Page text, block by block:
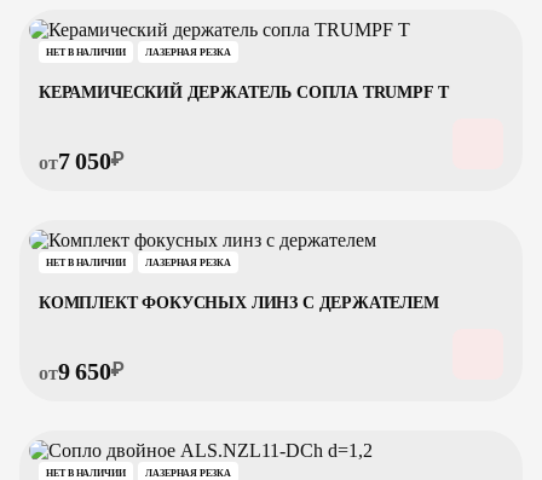
НЕТ В НАЛИЧИИ ЛАЗЕРНАЯ РЕЗКА
КЕРАМИЧЕСКИЙ ДЕРЖАТЕЛЬ СОПЛА TRUMPF T
от7 050₽
НЕТ В НАЛИЧИИ ЛАЗЕРНАЯ РЕЗКА
КОМПЛЕКТ ФОКУСНЫХ ЛИНЗ С ДЕРЖАТЕЛЕМ
от9 650₽
НЕТ В НАЛИЧИИ ЛАЗЕРНАЯ РЕЗКА